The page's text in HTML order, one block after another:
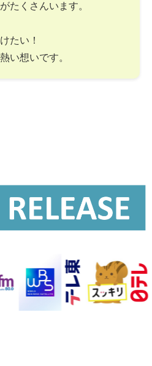
たくさんいます。
たい！
い想いです。